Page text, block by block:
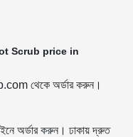
Scrub price in
থেকে অর্ডার করুন।
অর্ডার করুন। ঢাকায় দ্রুত